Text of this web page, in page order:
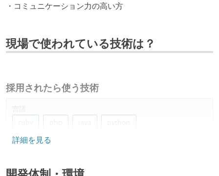
・コミュニケーション力の高い方
現場で使われている技術は？
採用されたら使う技術
言語
ruby
php java python
フレームワーク
詳細を見る